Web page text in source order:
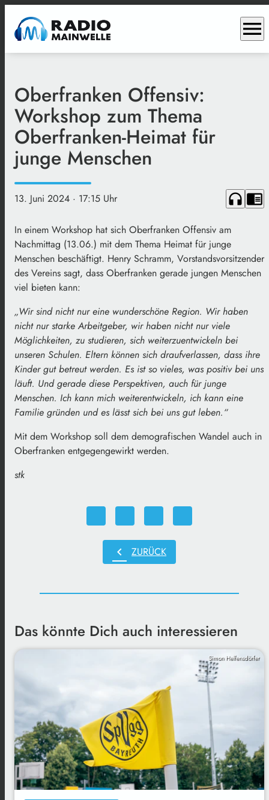
menu
Oberfranken Offensiv:
Workshop zum Thema
Oberfranken-Heimat für
junge Menschen
13. Juni 2024 · 17:15 Uhr headphones chrome_reader_mode
In einem Workshop hat sich Oberfranken Offensiv am
Nachmittag (13.06.) mit dem Thema Heimat für junge
Menschen beschäftigt. Henry Schramm, Vorstandsvorsitzender
des Vereins sagt, dass Oberfranken gerade jungen Menschen
viel bieten kann:
„Wir sind nicht nur eine wunderschöne Region. Wir haben
nicht nur starke Arbeitgeber, wir haben nicht nur viele
Möglichkeiten, zu studieren, sich weiterzuentwickeln bei
unseren Schulen. Eltern können sich draufverlassen, dass ihre
Kinder gut betreut werden. Es ist so vieles, was positiv bei uns
läuft. Und gerade diese Perspektiven, auch für junge
Menschen. Ich kann mich weiterentwickeln, ich kann eine
Familie gründen und es lässt sich bei uns gut leben.“
Mit dem Workshop soll dem demografischen Wandel auch in
Oberfranken entgegengewirkt werden.
stk
chevron_left ZURÜCK
Das könnte Dich auch interessieren
Simon Helfensdörfer